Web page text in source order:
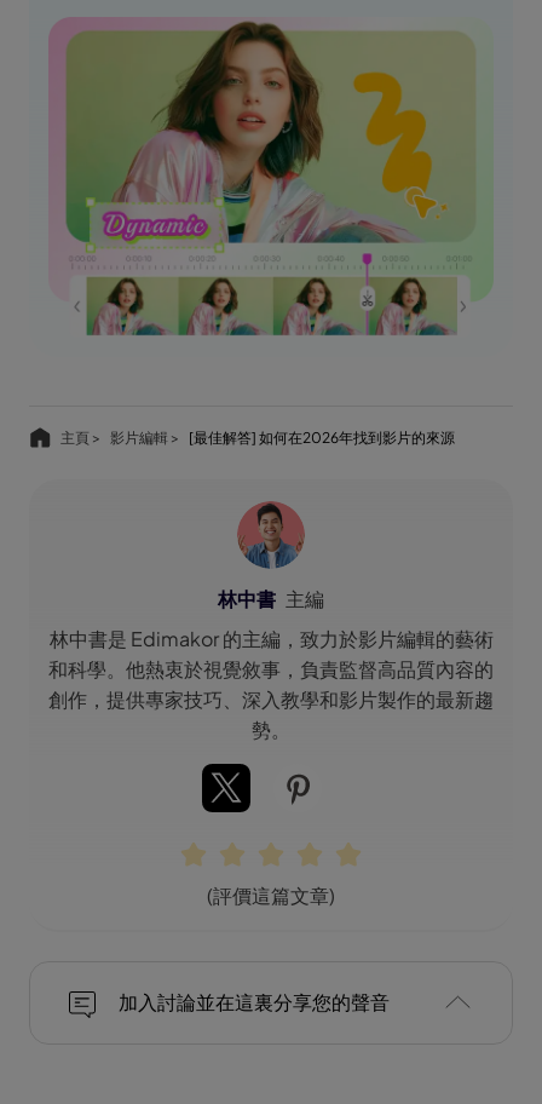
主頁 > 影片編輯 > [最佳解答] 如何在2026年找到影片的來源
林中書 主編
林中書是 Edimakor 的主編，致力於影片編輯的藝術
和科學。他熱衷於視覺敘事，負責監督高品質內容的
創作，提供專家技巧、深入教學和影片製作的最新趨
勢。
(評價這篇文章)
加入討論並在這裏分享您的聲音